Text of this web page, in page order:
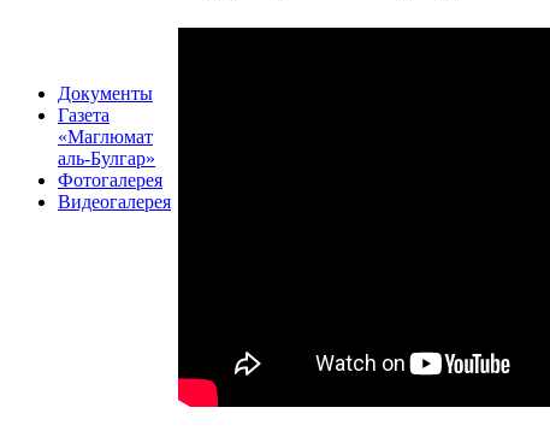
Документы
Газета
«Маглюмат
аль-Булгар»
Фотогалерея
Видеогалерея